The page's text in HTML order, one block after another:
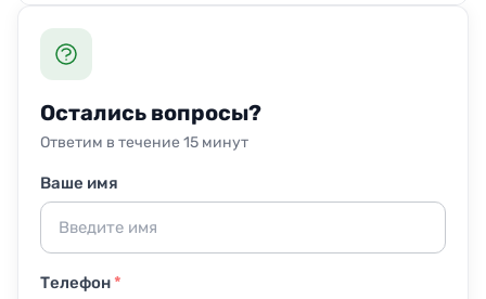
Остались вопросы?
Ответим в течение 15 минут
Ваше имя
Телефон*
Присутствие не обязательно, но желательно при
старте работ, чтобы согласовать детали. Ключи можно
передать менеджеру – мы гарантируем сохранность
имущества.